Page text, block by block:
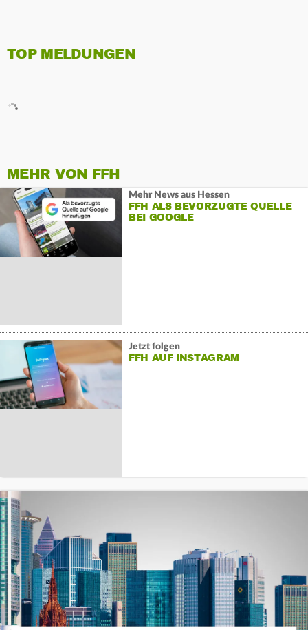
TOP MELDUNGEN
MEHR VON FFH
Mehr News aus Hessen
FFH ALS BEVORZUGTE QUELLE
BEI GOOGLE
Jetzt folgen
FFH AUF INSTAGRAM